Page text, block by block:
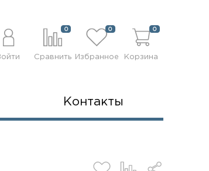
0
Сравнить
0
Избранное
0
Корзина
Контакты